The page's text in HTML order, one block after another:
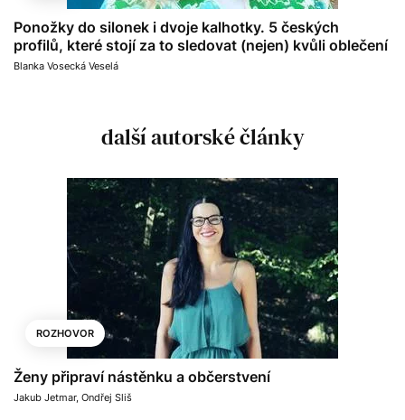
Ponožky do silonek i dvoje kalhotky. 5 českých
profilů, které stojí za to sledovat (nejen) kvůli oblečení
Blanka Vosecká Veselá
další autorské články
ROZHOVOR
Ženy připraví nástěnku a občerstvení
Jakub Jetmar, Ondřej Sliš